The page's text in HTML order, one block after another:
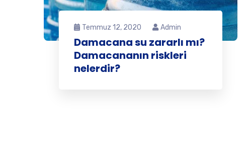
Temmuz 12, 2020 Admin
Damacana su zararlı mı?
Damacananın riskleri
nelerdir?